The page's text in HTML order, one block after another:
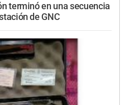
terminó en una secuencia
de GNC